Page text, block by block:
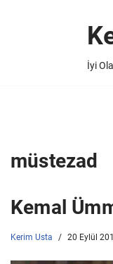
İyi
müstezad
Kemal
Kerim Usta 20 Eylül